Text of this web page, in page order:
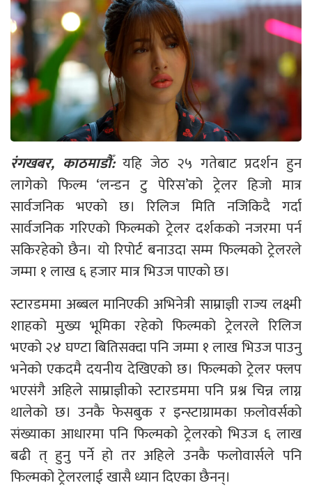
रंगखबर, काठमाडौँ:यहि जेठ २५ गतेबाट प्रदर्शन हुन
लागेको फिल्म ‘लन्डन टु पेरिस’को ट्रेलर हिजो मात्र
सार्वजनिक भएको छ। रिलिज मिति नजिकिदै गर्दा
सार्वजनिक गरिएको फिल्मको ट्रेलर दर्शकको नजरमा पर्न
सकिरहेको छैन। यो रिपोर्ट बनाउदा सम्म फिल्मको ट्रेलरले
जम्मा १ लाख ६ हजार मात्र भिउज पाएको छ।
स्टारडममा अब्बल मानिएकी अभिनेत्री साम्राज्ञी राज्य लक्ष्मी
शाहको मुख्य भूमिका रहेको फिल्मको ट्रेलरले रिलिज
भएको २४ घण्टा बितिसक्दा पनि जम्मा १ लाख भिउज पाउनु
भनेको एकदमै दयनीय देखिएको छ। फिल्मको ट्रेलर फ्लप
भएसंगै अहिले साम्राज्ञीको स्टारडममा पनि प्रश्न चिन्न लाग्न
थालेको छ। उनकै फेसबुक र इन्स्टाग्रामका फ़लोवर्सको
संख्याका आधारमा पनि फिल्मको ट्रेलरको भिउज ६ लाख
बढी त् हुनु पर्ने हो तर अहिले उनकै फलोवार्सले पनि
फिल्मको ट्रेलरलाई खासै ध्यान दिएका छैनन्।